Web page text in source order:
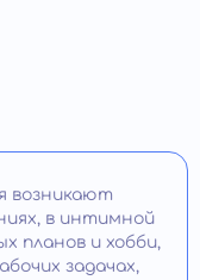
возникают
в интимной
планов и хобби,
задачах,